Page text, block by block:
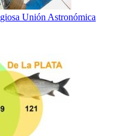
Unión Astronómica